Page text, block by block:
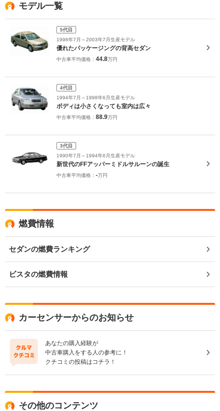
モデル一覧
5代目
1998年7月～2003年7月生産モデル
優れたパッケージングの背高セダン
中古車平均価格： 44.8万円
4代目
1994年7月～1998年6月生産モデル
ボディは小さくなっても室内は広々
中古車平均価格： 88.9万円
3代目
1990年7月～1994年6月生産モデル
新世代のFFアッパーミドルサルーンの誕生
中古車平均価格： -万円
燃費情報
セダンの燃費ランキング
ビスタの燃費情報
カーセンサーからのお知らせ
あなたの購入経験が
中古車購入をする人の参考に！
クチコミの投稿はコチラ！
その他のコンテンツ